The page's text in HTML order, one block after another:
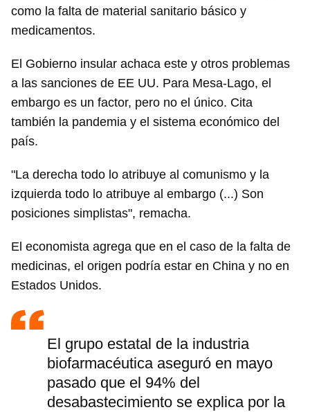
como la falta de material sanitario básico y
medicamentos.
El Gobierno insular achaca este y otros problemas
a las sanciones de EE UU. Para Mesa-Lago, el
embargo es un factor, pero no el único. Cita
también la pandemia y el sistema económico del
país.
"La derecha todo lo atribuye al comunismo y la
izquierda todo lo atribuye al embargo (...) Son
posiciones simplistas", remacha.
El economista agrega que en el caso de la falta de
medicinas, el origen podría estar en China y no en
Estados Unidos.
El grupo estatal de la industria
biofarmacéutica aseguró en mayo
pasado que el 94% del
desabastecimiento se explica por la